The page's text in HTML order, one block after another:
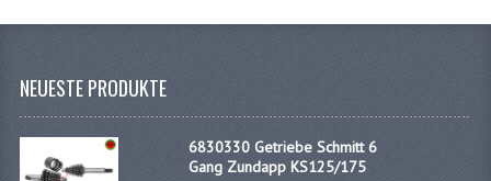
ANSAUGSTÜTZE
AUSPUFFE
AUSPUFFKRUMMER
NEUESTE PRODUKTE
6830330 Getriebe Schmitt 6
Gang Zundapp KS125/175